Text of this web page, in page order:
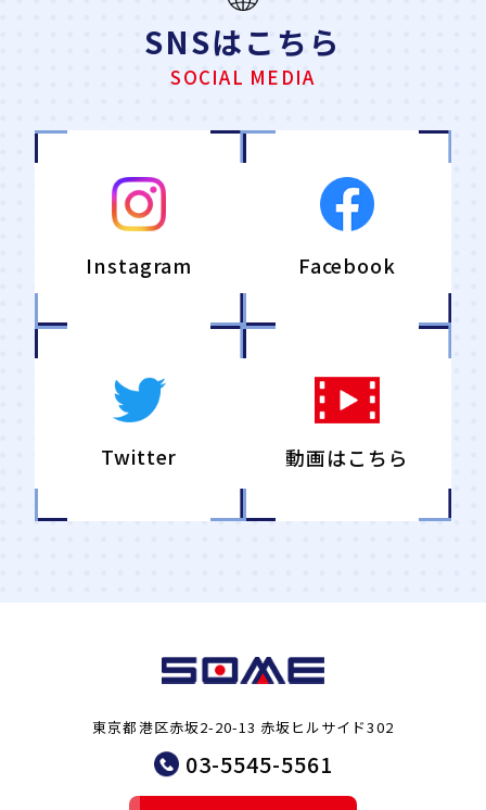
SNSはこちら
SOCIAL MEDIA
Instagram Facebook
Twitter 動画はこちら
東京都港区赤坂2-20-13 赤坂ヒルサイド302
03-5545-5561